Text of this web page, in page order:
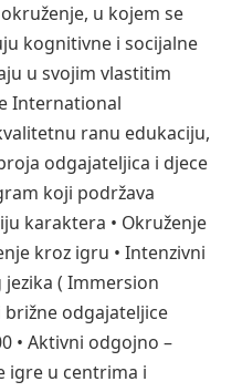
u kojem se
kognitivne i socijalne
u svojim vlastitim
International
ranu edukaciju,
odgajateljica i djece
koji podržava
karaktera • Okruženje
kroz igru • Intenzivni
( Immersion
odgajateljice
• Aktivni odgojno –
igre u centrima i